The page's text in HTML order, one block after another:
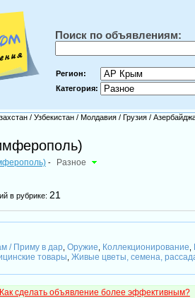
Поиск по объявлениям:
Регион:
Категория:
/ Узбекистан / Молдавия / Грузия /
- Разное
в рубрике: 21
/ Приму в дар, Оружие Коллекционирование
товары Живые цветы, семена,
Как сделать объявление более эффективным?